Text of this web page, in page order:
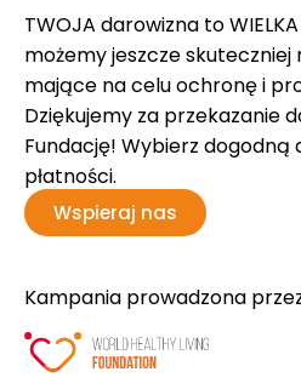
TWOJA darowizna to
możemy jeszcze skuteczniej
mające na celu ochronę i
Dziękujemy za przekazanie
Fundację! Wybierz dogodną
płatności.
Wspieraj nas
Kampania prowadzona